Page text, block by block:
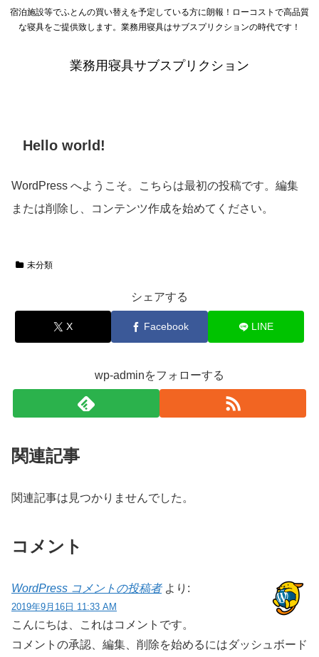
宿泊施設等でふとんの買い替えを予定している方に朗報！ローコストで高品質
な寝具をご提供致します。業務用寝具はサブスプリクションの時代です！
業務用寝具サブスプリクション
Hello world!
WordPress へようこそ。こちらは最初の投稿です。編集
または削除し、コンテンツ作成を始めてください。
未分類
シェアする
X Facebook LINE
wp-adminをフォローする
関連記事
関連記事は見つかりませんでした。
コメント
WordPress コメントの投稿者 より:
2019年9月16日 11:33 AM
こんにちは、これはコメントです。
コメントの承認、編集、削除を始めるにはダッシュボード